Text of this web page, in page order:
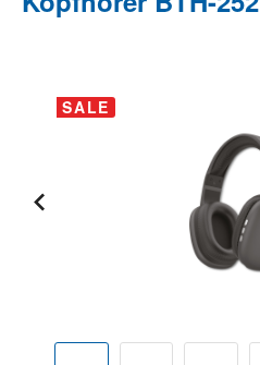
Bildergalerie überspringen
SALE